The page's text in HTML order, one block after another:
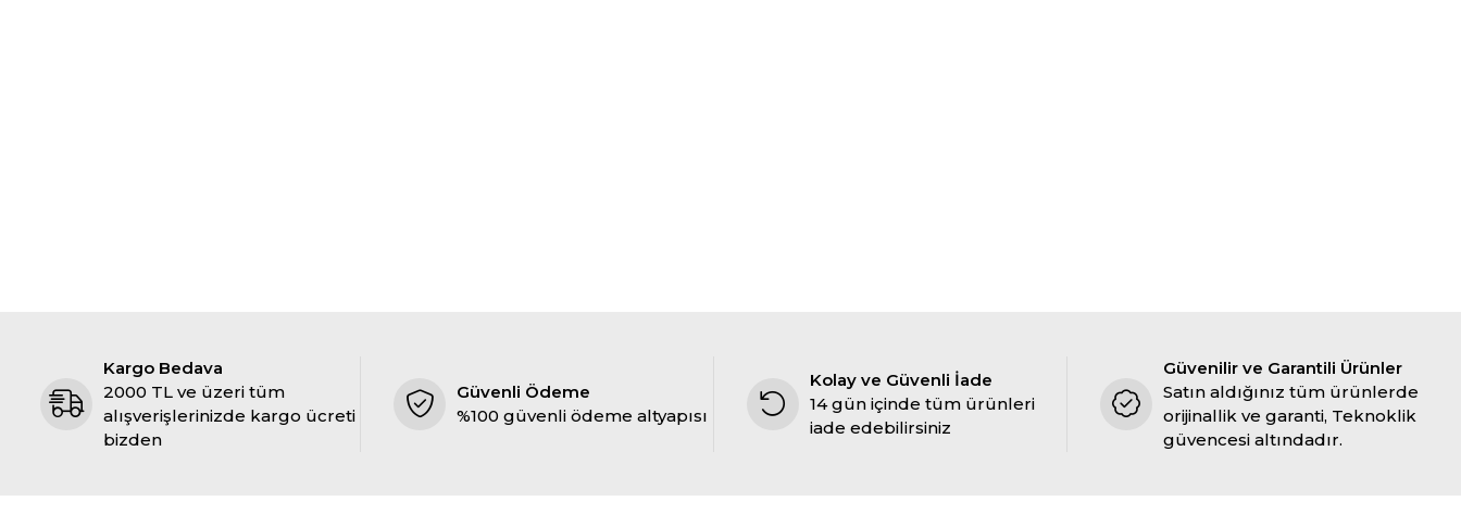
Kargo Bedava
2000 TL ve üzeri tüm
alışverişlerinizde kargo ücreti
bizden
Güvenli Ödeme
%100 güvenli ödeme altyapısı
Kolay ve Güvenli İade
14 gün içinde tüm ürünleri
iade edebilirsiniz
Güvenilir ve Garantili Ürünler
Satın aldığınız tüm ürünlerde
orijinallik ve garanti, Teknoklik
güvencesi altındadır.